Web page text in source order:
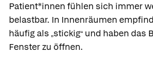
Patient*innen fühlen sich immer
belastbar. In Innenräumen
häufig als „stickig“ und haben das
Fenster zu öffnen.